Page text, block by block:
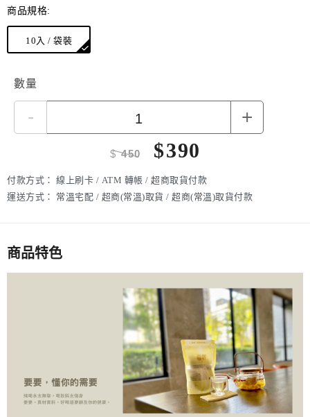
沖泡方式 / 熱水300cc沖泡5分鐘即可飲用，可反覆回沖2~3
次
注意事項 / 感冒發燒、經期、孕婦、患有特殊疾病避免使用
康的你。
商品規格:
10入 / 袋裝
數量
- +
$450 $390
付款方式： 線上刷卡 / ATM 轉帳 / 超商取貨付款
運送方式：
常溫宅配 / 超商(常溫)取貨 / 超商(常溫)取貨付款
商品特色